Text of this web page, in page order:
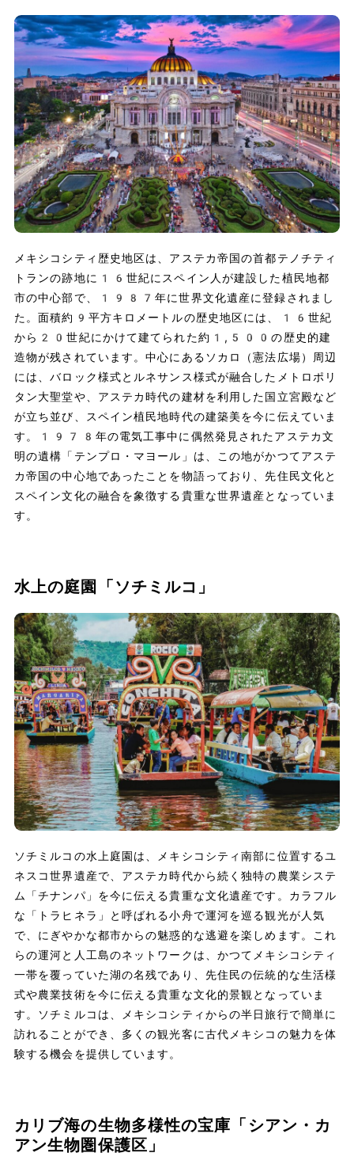
メキシコシティ歴史地区は、アステカ帝国の首都テノチティ
トランの跡地に16世紀にスペイン人が建設した植民地都
市の中心部で、1987年に世界文化遺産に登録されまし
た。面積約9平方キロメートルの歴史地区には、16世紀
から20世紀にかけて建てられた約1,500の歴史的建
造物が残されています。中心にあるソカロ（憲法広場）周辺
には、バロック様式とルネサンス様式が融合したメトロポリ
タン大聖堂や、アステカ時代の建材を利用した国立宮殿など
が立ち並び、スペイン植民地時代の建築美を今に伝えていま
す。1978年の電気工事中に偶然発見されたアステカ文
明の遺構「テンプロ・マヨール」は、この地がかつてアステ
カ帝国の中心地であったことを物語っており、先住民文化と
スペイン文化の融合を象徴する貴重な世界遺産となっていま
す。
水上の庭園「ソチミルコ」
ソチミルコの水上庭園は、メキシコシティ南部に位置するユ
ネスコ世界遺産で、アステカ時代から続く独特の農業システ
ム「チナンパ」を今に伝える貴重な文化遺産です。カラフル
な「トラヒネラ」と呼ばれる小舟で運河を巡る観光が人気
で、にぎやかな都市からの魅惑的な逃避を楽しめます。これ
らの運河と人工島のネットワークは、かつてメキシコシティ
一帯を覆っていた湖の名残であり、先住民の伝統的な生活様
式や農業技術を今に伝える貴重な文化的景観となっていま
す。ソチミルコは、メキシコシティからの半日旅行で簡単に
訪れることができ、多くの観光客に古代メキシコの魅力を体
験する機会を提供しています。
カリブ海の生物多様性の宝庫「シアン・カ
アン生物圏保護区」